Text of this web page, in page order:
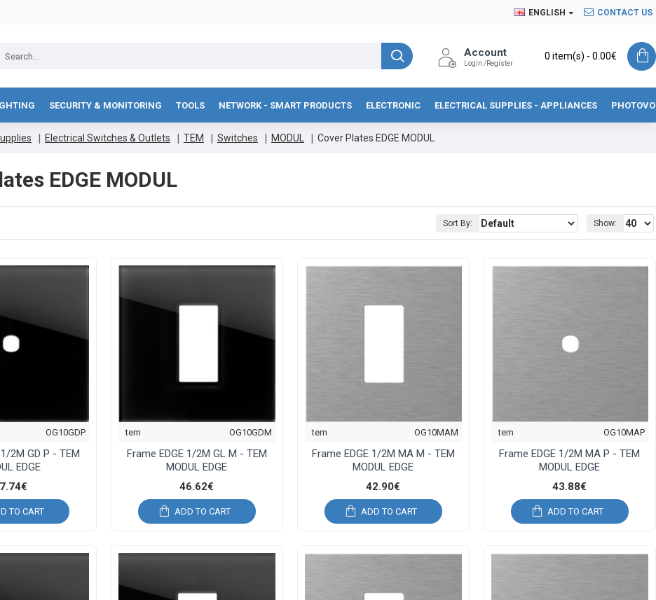
ENGLISH CONTACT US
Account
Login /Register
0 item(s) - 0.00€
SECURITY & MONITORING TOOLS NETWORK - SMART PRODUCTS ELECTRONIC ELECTRICAL SUPPLIES - APPLIANCES
Electrical Switches & Outlets TEM Switches MODUL Cover Plates EDGE MODUL
EDGE MODUL
Sort By: Show:
OG10GDP
2M GD P - TEM
EDGE
TO CART
tem OG10GDM
Frame EDGE 1/2M GL M - TEM
MODUL EDGE
46.62€
ADD TO CART
tem OG10MAM
Frame EDGE 1/2M MA M - TEM
MODUL EDGE
42.90€
ADD TO CART
tem OG10MAP
Frame EDGE 1/2M MA P - TEM
MODUL EDGE
43.88€
ADD TO CART